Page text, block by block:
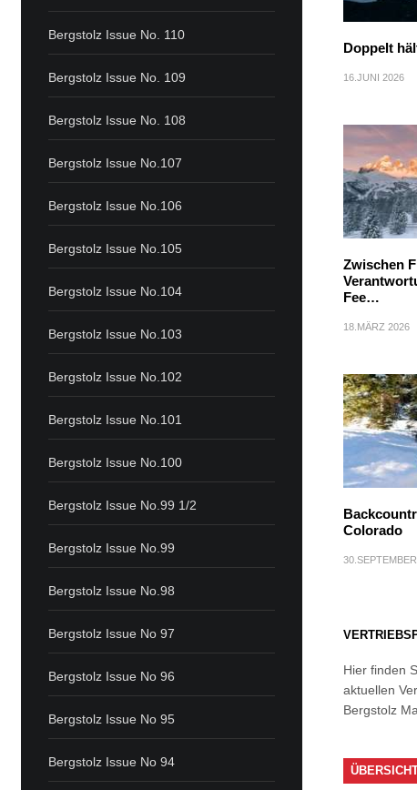
Bergstolz Issue No. 110
Bergstolz Issue No. 109
Bergstolz Issue No. 108
Bergstolz Issue No.107
Bergstolz Issue No.106
Bergstolz Issue No.105
Bergstolz Issue No.104
Bergstolz Issue No.103
Bergstolz Issue No.102
Bergstolz Issue No.101
Bergstolz Issue No.100
Bergstolz Issue No.99 1/2
Bergstolz Issue No.99
Bergstolz Issue No.98
Bergstolz Issue No 97
Bergstolz Issue No 96
Bergstolz Issue No 95
Bergstolz Issue No 94
Doppelt
16.JUNI 2026
Zwischen
Fee…
18.MÄRZ 2026
Colorado
Hier finden
aktuellen
Bergstolz